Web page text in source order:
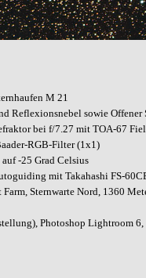
M 21
Reflexionsnebel sowie
bei f/7.27 mit TOA-67
RGB-Filter (1x1)
-25 Grad Celsius
mit Takahashi FS-
Sternwarte Nord, 1360
Photoshop Lightroom 6,